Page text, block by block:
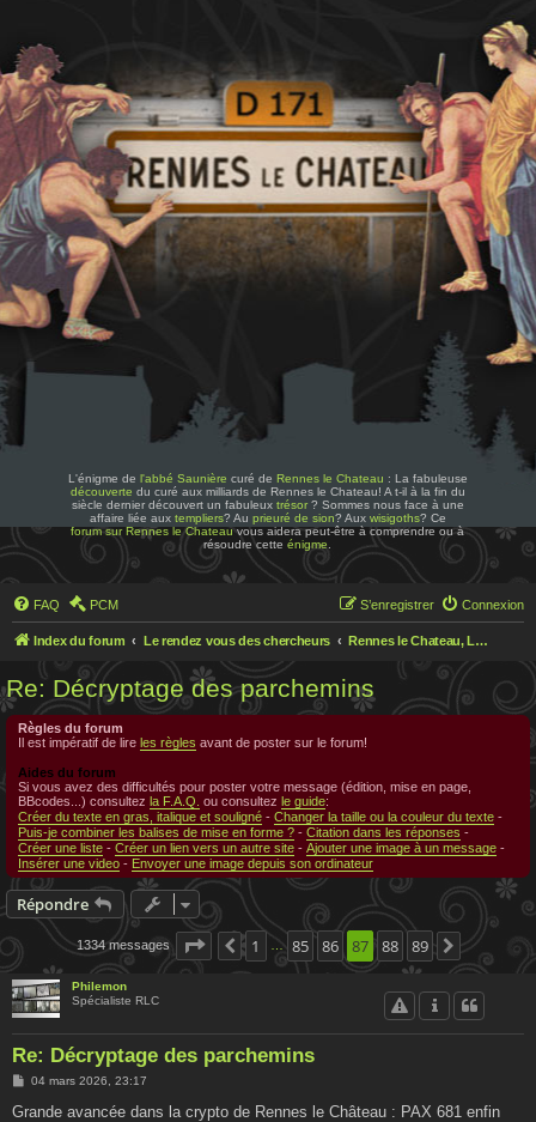
L'énigme de l'abbé Saunière curé de Rennes le Chateau : La fabuleuse
découverte du curé aux milliards de Rennes le Chateau! A t-il à la fin du
siècle dernier découvert un fabuleux trésor? Sommes nous face à une
affaire liée aux templiers? Au prieuré de sion? Aux wisigoths? Ce
forum sur Rennes le Chateauvous aidera peut-être à comprendre ou à
résoudre cetteénigme
FAQ PCM Connexion
S’enregistrer
Index du forum Le rendez vous des chercheurs Rennes le Chateau, Le rendez-vous des chercheurs
Re: Décryptage des parchemins
Règles du forum
Il est impératif de lire les règles avant de poster sur le forum!
Aides du forum
Si vous avez des difficultés pour poster votre message (édition, mise en page,
BBcodes...) consultez la F.A.Q. ou consultez le guide:
Créer du texte en gras, italique et souligné - Changer la taille ou la couleur du texte -
Puis-je combiner les balises de mise en forme ? - Citation dans les réponses -
Créer une liste - Créer un lien vers un autre site - Ajouter une image à un message -
Insérer une video - Envoyer une image depuis son ordinateur
Répondre
1334 messages Page 87 sur 89
Précédente
1 … 85 86 87 88 89 Suivante
Philemon
Spécialiste RLC
Re: Décryptage des parchemins
M
s
04 mars 2026, 23:17
Grande avancée dans la crypto de Rennes le Château : PAX 681 enfin